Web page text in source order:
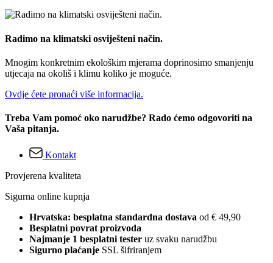
Radimo na klimatski osviješteni način.
Mnogim konkretnim ekološkim mjerama doprinosimo smanjenju
utjecaja na okoliš i klimu koliko je moguće.
Ovdje ćete pronaći više informacija.
Treba Vam pomoć oko narudžbe? Rado ćemo odgovoriti na
Vaša pitanja.
Kontakt
Provjerena kvaliteta
Sigurna online kupnja
Hrvatska: besplatna standardna dostava od € 49,90
Besplatni povrat proizvoda
Najmanje 1 besplatni tester uz svaku narudžbu
Sigurno plaćanje SSL šifriranjem